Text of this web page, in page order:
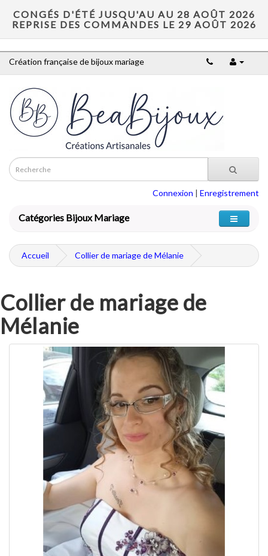
CONGÉS D'ÉTÉ JUSQU'AU AU 28 AOÛT 2026
REPRISE DES COMMANDES LE 29 AOÛT 2026
Création française de bijoux mariage
Connexion | Enregistrement
Catégories Bijoux Mariage
Accueil Collier de mariage de Mélanie
Collier de mariage de
Mélanie